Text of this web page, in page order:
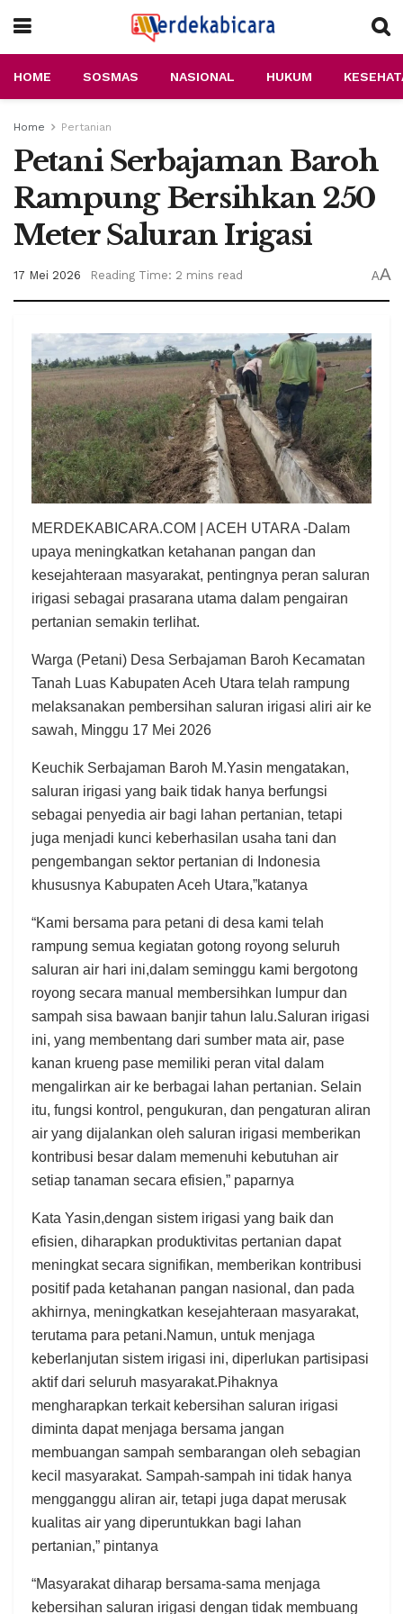
HOME SOSMAS NASIONAL HUKUM
Home Pertanian
Petani Serbajaman Baroh
Rampung Bersihkan 250
Meter Saluran Irigasi
17 Mei 2026 Reading Time: 2 mins read AA
MERDEKABICARA.COM | ACEH UTARA -Dalam
upaya meningkatkan ketahanan pangan dan
kesejahteraan masyarakat, pentingnya peran saluran
irigasi sebagai prasarana utama dalam pengairan
pertanian semakin terlihat.
Warga (Petani) Desa Serbajaman Baroh Kecamatan
Tanah Luas Kabupaten Aceh Utara telah rampung
melaksanakan pembersihan saluran irigasi aliri air ke
sawah, Minggu 17 Mei 2026
Keuchik Serbajaman Baroh M.Yasin mengatakan,
saluran irigasi yang baik tidak hanya berfungsi
sebagai penyedia air bagi lahan pertanian, tetapi
juga menjadi kunci keberhasilan usaha tani dan
pengembangan sektor pertanian di Indonesia
khususnya Kabupaten Aceh Utara,”katanya
“Kami bersama para petani di desa kami telah
rampung semua kegiatan gotong royong seluruh
saluran air hari ini,dalam seminggu kami bergotong
royong secara manual membersihkan lumpur dan
sampah sisa bawaan banjir tahun lalu.Saluran irigasi
ini, yang membentang dari sumber mata air, pase
kanan krueng pase memiliki peran vital dalam
mengalirkan air ke berbagai lahan pertanian. Selain
itu, fungsi kontrol, pengukuran, dan pengaturan aliran
air yang dijalankan oleh saluran irigasi memberikan
kontribusi besar dalam memenuhi kebutuhan air
setiap tanaman secara efisien,” paparnya
Kata Yasin,dengan sistem irigasi yang baik dan
efisien, diharapkan produktivitas pertanian dapat
meningkat secara signifikan, memberikan kontribusi
positif pada ketahanan pangan nasional, dan pada
akhirnya, meningkatkan kesejahteraan masyarakat,
terutama para petani.Namun, untuk menjaga
keberlanjutan sistem irigasi ini, diperlukan partisipasi
aktif dari seluruh masyarakat.Pihaknya
mengharapkan terkait kebersihan saluran irigasi
diminta dapat menjaga bersama jangan
membuangan sampah sembarangan oleh sebagian
kecil masyarakat. Sampah-sampah ini tidak hanya
mengganggu aliran air, tetapi juga dapat merusak
kualitas air yang diperuntukkan bagi lahan
pertanian,” pintanya
“Masyarakat diharap bersama-sama menjaga
kebersihan saluran irigasi dengan tidak membuang